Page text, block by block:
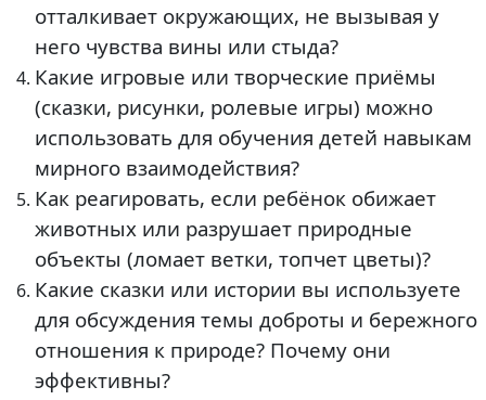
отталкивает окружающих, не вызывая у
него чувства вины или стыда?
Какие игровые или творческие приёмы
(сказки, рисунки, ролевые игры) можно
использовать для обучения детей навыкам
мирного взаимодействия?
Как реагировать, если ребёнок обижает
животных или разрушает природные
объекты (ломает ветки, топчет цветы)?
Какие сказки или истории вы используете
для обсуждения темы доброты и бережного
отношения к природе? Почему они
эффективны?